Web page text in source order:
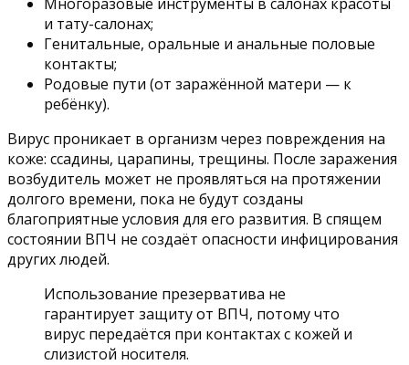
и тату-салонах;
Генитальные, оральные и анальные половые
контакты;
Родовые пути (от заражённой матери — к
ребёнку).
Вирус проникает в организм через повреждения на
коже: ссадины, царапины, трещины. После заражения
возбудитель может не проявляться на протяжении
долгого времени, пока не будут созданы
благоприятные условия для его развития. В спящем
состоянии ВПЧ не создаёт опасности инфицирования
других людей.
Использование презерватива не
гарантирует защиту от ВПЧ, потому что
вирус передаётся при контактах с кожей и
слизистой носителя.